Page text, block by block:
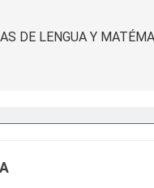
DE LENGUA Y